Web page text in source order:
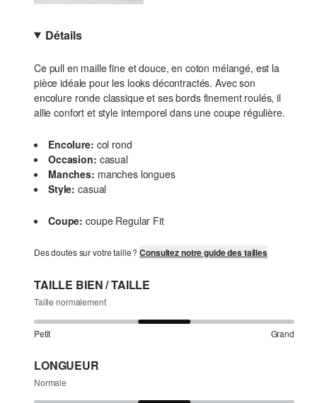
Détails
Ce pull en maille fine et douce, en coton mélangé, est la
pièce idéale pour les looks décontractés. Avec son
encolure ronde classique et ses bords finement roulés, il
allie confort et style intemporel dans une coupe régulière.
Encolure: col rond
Occasion: casual
Manches: manches longues
Style: casual
Coupe: coupe Regular Fit
Des doutes sur votre taille ?Consultez notre guide des tailles
TAILLE BIEN / TAILLE
Taille normalement
Petit Grand
LONGUEUR
Normale